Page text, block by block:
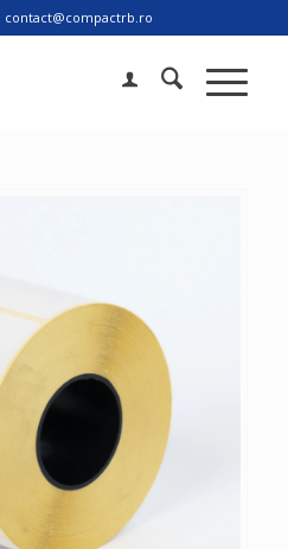
contact@compactrb.ro